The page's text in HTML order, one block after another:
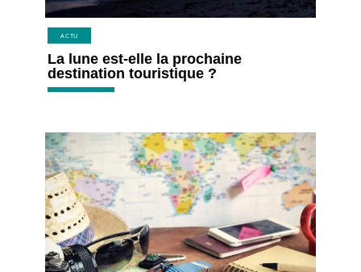
ACTU
La lune est-elle la prochaine
destination touristique ?